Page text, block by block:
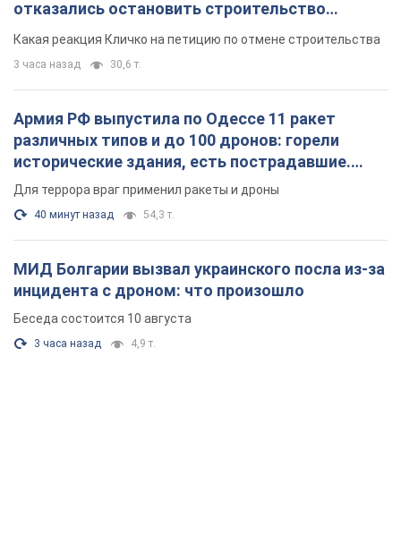
отказались остановить строительство
небоскреба "московского верующего"
Какая реакция Кличко на петицию по отмене строительства
3 часа назад 30,6 т.
Армия РФ выпустила по Одессе 11 ракет
различных типов и до 100 дронов: горели
исторические здания, есть пострадавшие.
Фото и видео
Для террора враг применил ракеты и дроны
40 минут назад 54,3 т.
МИД Болгарии вызвал украинского посла из-за
инцидента с дроном: что произошло
Беседа состоится 10 августа
3 часа назад 4,9 т.